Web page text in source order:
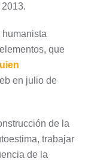
que
en julio de
de la
trabajar
de la